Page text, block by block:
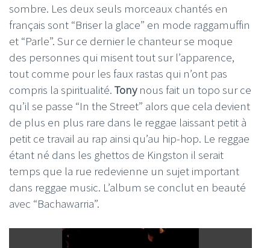
sombre. Les deux seuls morceaux chantés en
français sont “Briser la glace” en mode raggamuffin
et “Parle”. Sur ce dernier le chanteur se moque
des personnes qui misent tout sur l’apparence,
tout comme pour les faux rastas qui n’ont pas
compris la spiritualité. Tonynous fait un topo sur ce
qu’il se passe “In the Street” alors que cela devient
de plus en plus rare dans le reggae laissant petit à
petit ce travail au rap ainsi qu’au hip-hop. Le reggae
étant né dans les ghettos de Kingston il serait
temps que la rue redevienne un sujet important
dans reggae music. L’album se conclut en beauté
avec “Bachawarria”.